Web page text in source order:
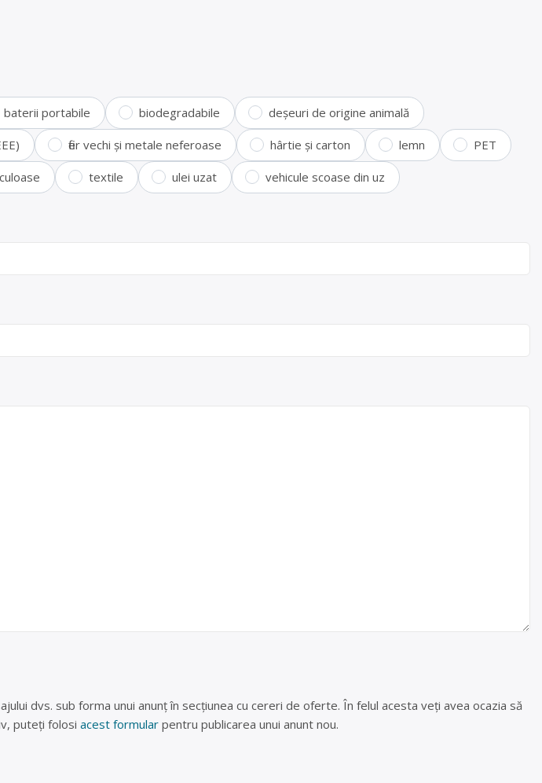
baterii portabile biodegradabile deșeuri de origine animală
fier vechi și metale neferoase hârtie și carton lemn PET
textile ulei uzat vehicule scoase din uz
dvs. sub forma unui anunț în secțiunea cu cereri de oferte. În felul acesta veți avea ocazia să
puteți folosi acest formular pentru publicarea unui anunt nou.